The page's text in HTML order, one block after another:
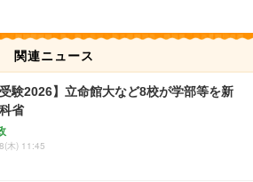
関連ニュース
受験2026】立命館大など8校が学部等を新
省
木) 11:45